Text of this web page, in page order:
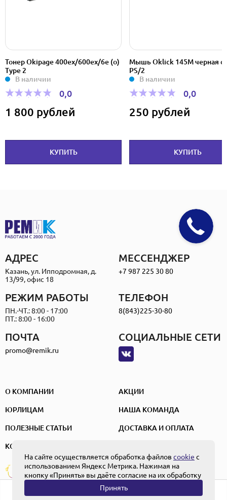
Тонер Okipage 400ex/600ex/6e (о)
Type 2
В наличии
0,0
1 800 рублей
КУПИТЬ
Мышь Oklick 145M черная
PS/2
В наличии
0,0
250 рублей
КУПИТЬ
АДРЕС
Казань, ул. Ипподромная, д.
13/99, офис 18
МЕССЕНДЖЕР
+7 987 225 30 80
ПОЧТА
promo@remik.ru
РЕЖИМ РАБОТЫ
ПН.-ЧТ.: 8:00 - 17:00
ПТ.: 8:00 - 16:00
ТЕЛЕФОН
8(843)225-30-80
СОЦИАЛЬНЫЕ СЕТИ
О КОМПАНИИ АКЦИИ
ЮРЛИЦАМ НАША КОМАНДА
ПОЛЕЗНЫЕ СТАТЬИ ДОСТАВКА И ОПЛАТА
КОНТАКТЫ
Создание и
продвижение
ПОЛЬЗОВАТЕЛЬСКОЕ СОГЛАШЕНИЕ
ПОЛИТИКА КОНФИДЕНЦИАЛЬНОСТИ
ПОЛОЖЕНИЕ ОБ ОБРАБОТКЕ ПЕРСОНАЛЬНЫХ ДАННЫХ
На сайте осуществляется обработка файлов cookie с
использованием Яндекс Метрика. Нажимая на
кнопку «Принять» вы даёте согласие на их обработку
Принять